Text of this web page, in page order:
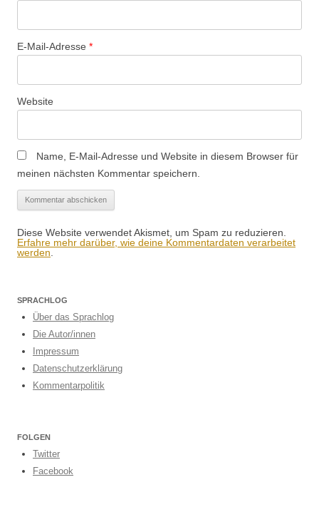
E-Mail-Adresse *
Website
Name, E-Mail-Adresse und Website in diesem Browser für
meinen nächsten Kommentar speichern.
Diese Website verwendet Akismet, um Spam zu reduzieren.
Erfahre mehr darüber, wie deine Kommentardaten verarbeitet
werden
SPRACHLOG
Über das Sprachlog
Die Autor/innen
Impressum
Datenschutzerklärung
Kommentarpolitik
FOLGEN
Twitter
Facebook